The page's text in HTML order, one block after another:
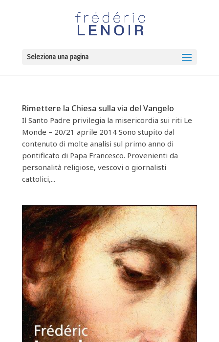
Seleziona una pagina
Rimettere la Chiesa sulla via del Vangelo
Il Santo Padre privilegia la misericordia sui riti Le
Monde – 20/21 aprile 2014 Sono stupito dal
contenuto di molte analisi sul primo anno di
pontificato di Papa Francesco. Provenienti da
personalità religiose, vescovi o giornalisti
cattolici,...